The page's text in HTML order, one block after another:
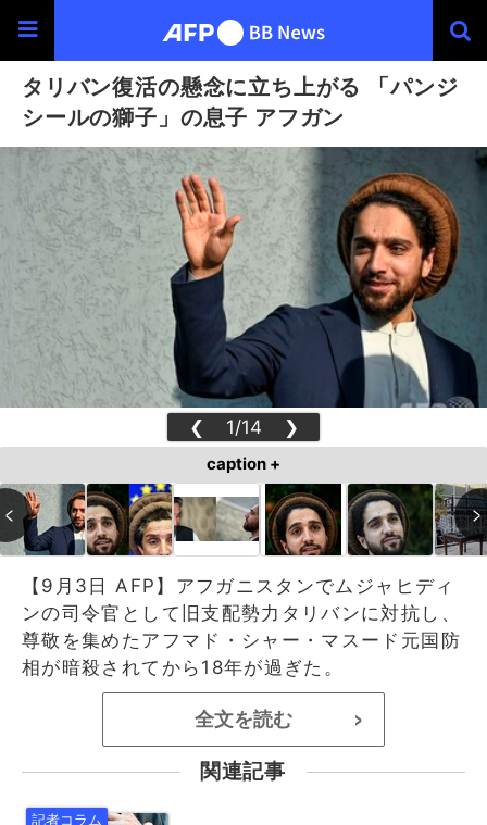
タリバン復活の懸念に立ち上がる 「パンジ
シールの獅子」の息子 アフガン
❮ 1/14 ❯
caption +
【9月3日 AFP】アフガニスタンでムジャヒディ
ンの司令官として旧支配勢力タリバンに対抗し、
尊敬を集めたアフマド・シャー・マスード元国防
相が暗殺されてから18年が過ぎた。
全文を読む >
関連記事